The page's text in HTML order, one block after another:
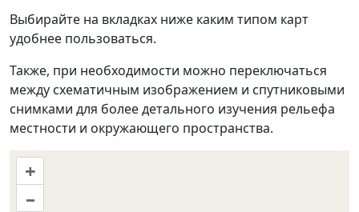
Выбирайте на вкладках ниже каким типом карт
удобнее пользоваться.
Также, при необходимости можно переключаться
между схематичным изображением и спутниковыми
снимками для более детального изучения рельефа
местности и окружающего пространства.
+
–